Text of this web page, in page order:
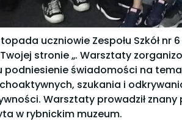
uczniowie Zespołu Szkół
Twojej stronie „. Warsztaty
podniesienie świadomości na
szukania i
Warsztaty prowadził
w rybnickim muzeum.